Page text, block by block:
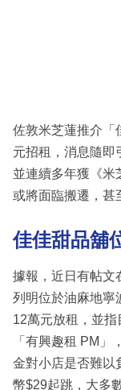
佐敦米芝蓮推介「
元招租，消息隨即
並連續多年獲《米
或將面臨搬遷，甚
佳佳甜品舖
據報，近日有帖文
列明位於油麻地寧
12萬元放租，並
「有興趣租 PM」
金對小店是否難以
幣$29起跳，大多